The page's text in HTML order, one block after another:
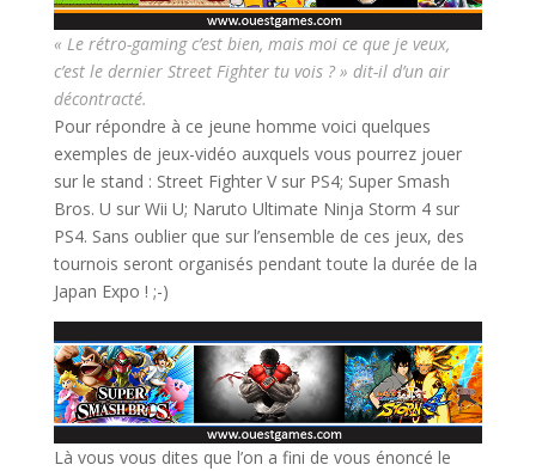
« Le rétro-gaming c’est bien, mais moi ce que je veux,
c’est le dernier Street Fighter tu vois ? » dit-il d’un air
décontracté.
Pour répondre à ce jeune homme voici quelques
exemples de jeux-vidéo auxquels vous pourrez jouer
sur le stand : Street Fighter V sur PS4; Super Smash
Bros. U sur Wii U; Naruto Ultimate Ninja Storm 4 sur
PS4. Sans oublier que sur l’ensemble de ces jeux, des
tournois seront organisés pendant toute la durée de la
Japan Expo ! ;-)
Là vous vous dites que l’on a fini de vous énoncé le